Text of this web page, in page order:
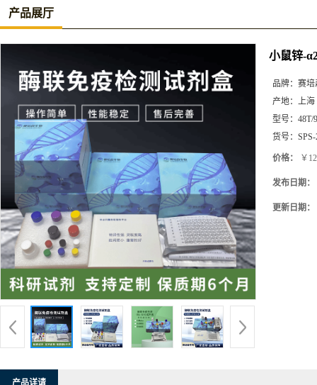
产品展厅
小鼠锌-
品牌： 赛培
产地： 上海
型号： 48T/
货号：
价格： ￥
发布日期：
更新日期：
产品详请